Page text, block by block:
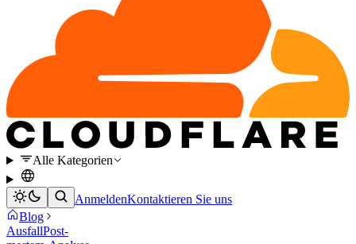
Alle Kategorien
AnmeldenKontaktieren Sie uns
Blog
AusfallPost-